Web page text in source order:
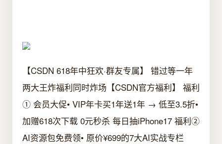
【CSDN 618年中狂欢·群友专属】 错过等一年
两大王炸福利同时炸场【CSDN官方福利】 福利
① 会员大促• VIP年卡买1年送1年 → 低至3.5折•
加赠618次下载 0元秒杀 每日抽iPhone17 福利②
AI资源包免费领• 原价¥699的7大AI实战专栏